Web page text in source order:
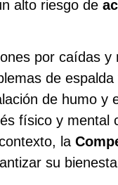
alto riesgo de
por caídas y
de
de humo y
físico y mental
la
su